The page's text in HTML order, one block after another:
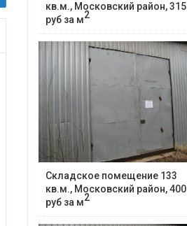
кв.м., Московский район, 315
руб за м2
Складское помещение 133
кв.м., Московский район, 400
руб за м2